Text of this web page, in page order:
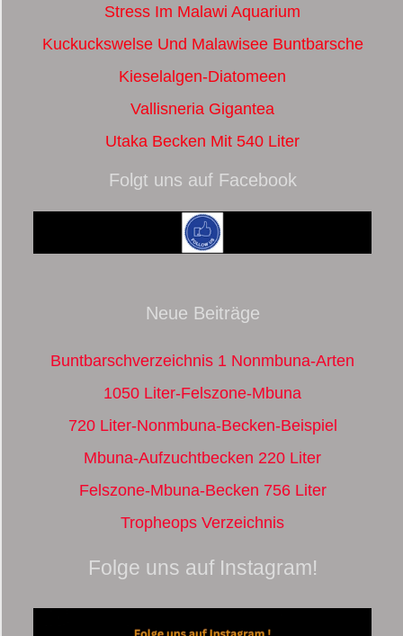
Stress Im Malawi Aquarium
Kuckuckswelse Und Malawisee Buntbarsche
Kieselalgen-Diatomeen
Vallisneria Gigantea
Utaka Becken Mit 540 Liter
Folgt uns auf Facebook
Neue Beiträge
Buntbarschverzeichnis 1 Nonmbuna-Arten
1050 Liter-Felszone-Mbuna
720 Liter-Nonmbuna-Becken-Beispiel
Mbuna-Aufzuchtbecken 220 Liter
Felszone-Mbuna-Becken 756 Liter
Tropheops Verzeichnis
Folge uns auf Instagram!